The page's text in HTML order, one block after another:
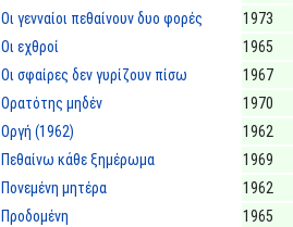
Οι γενναίοι πεθαίνουν δυο φορές
1973
Οι εχθροί
1965
Οι σφαίρες δεν γυρίζουν πίσω
1967
Ορατότης μηδέν
1970
Οργή (1962)
1962
Πεθαίνω κάθε ξημέρωμα
1969
Πονεμένη μητέρα
1962
Προδομένη
1965